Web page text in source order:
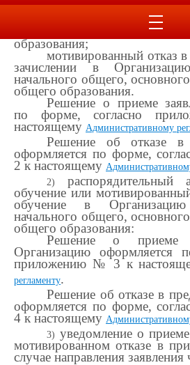
прием
Организацию для получения
основного общего и
образования;
мотивированный отказ
зачислении в
начального общего,
общего образования.
Решение о приеме
по форме, согласно
настоящему Административному
Решение об отказе в
оформляется по форме,
2 к настоящему
2)
обучение или
обучение в
начального общего,
общего образования:
Решение о
Организацию оформляется
приложению № 3 к
регламенту.
Решение об отказе в
оформляется по форме,
4 к настоящему
3) уведомление о
мотивированном отказе в
случае направления заявления